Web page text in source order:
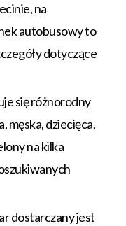
na
autobusowy to
dotyczące
się różnorodny
męska, dziecięca,
na kilka
dostarczany jest